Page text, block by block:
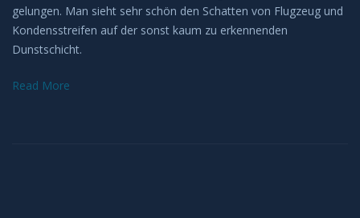
Finsternisse
gelungen. Man sieht sehr schön den Schatten von Flugzeug und
Kondensstreifen auf der sonst kaum zu erkennenden
Dunstschicht.
Read More